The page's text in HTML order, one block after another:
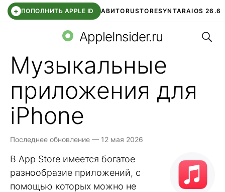
+ ПОПОЛНИТЬ APPLE ID АВИТОRUSTORESYNTARAIOS 26.6
СБЕР КИДС ЧАТ ROBLOXВТБ ОНЛАЙН
AppleInsider.ru
Музыкальные
приложения для
iPhone
Последнее обновление — 12 мая 2026
В App Store имеется богатое
разнообразие приложений, с
помощью которых можно не